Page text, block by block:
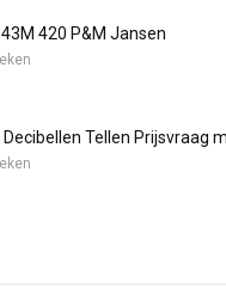
420 P&M Jansen
Decibellen Tellen Prijsvraag